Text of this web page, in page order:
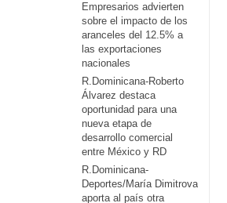
Empresarios advierten
sobre el impacto de los
aranceles del 12.5% a
las exportaciones
nacionales
R.Dominicana-Roberto
Álvarez destaca
oportunidad para una
nueva etapa de
desarrollo comercial
entre México y RD
R.Dominicana-
Deportes/María Dimitrova
aporta al país otra